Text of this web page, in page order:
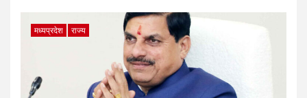
मध्यप्रदेश राज्य